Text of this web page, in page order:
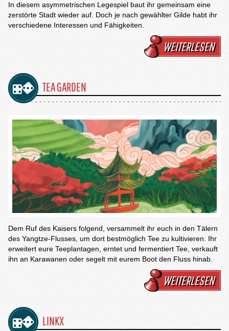
In diesem asymmetrischen Legespiel baut ihr gemeinsam eine
zerstörte Stadt wieder auf. Doch je nach gewählter Gilde habt ihr
verschiedene Interessen und Fähigkeiten.
WEITERLESEN
TEA GARDEN
Dem Ruf des Kaisers folgend, versammelt ihr euch in den Tälern
des Yangtze-Flusses, um dort bestmöglich Tee zu kultivieren. Ihr
erweitert eure Teeplantagen, erntet und fermentiert Tee, verkauft
ihn an Karawanen oder segelt mit eurem Boot den Fluss hinab.
WEITERLESEN
LINKX